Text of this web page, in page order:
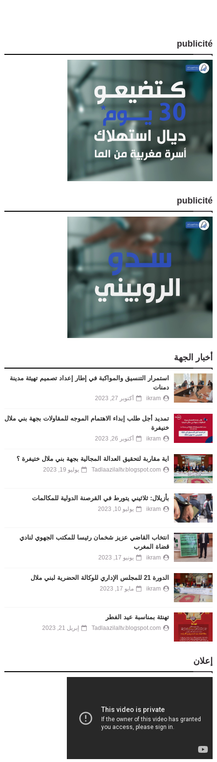
publicité
publicité
أخبار الجهة
استمرار التنسيق والمواكبة في إطار إعداد تصميم تهيئة مدينة
دمنات
ikram أكتوبر 27, 2023
تمديد أجل طلب إبداء الاهتمام الموجه للمقاولات بجهة بني ملال
خنيفرة
ikram أكتوبر 26, 2023
اية مقاربة لتحقيق العدالة المجالية بجهة بني ملال ختيفرة ؟
Tadlaazilaltv.blogspot.com يوليو 19, 2023
بأزيلال: ثلاثيني يتورط في القرصنة الدولية للمكالمات
ikram يوليو 10, 2023
انتخاب القاضي عزيز شخمان رئيسا للمكتب الجهوي لنادي
قضاة المغرب
ikram يونيو 17, 2023
الدورة 21 للمجلس الإداري للوكالة الحضرية لبني ملال
ikram مايو 17, 2023
تهنئة بمناسبة عيد الفطر
Tadlaazilaltv.blogspot.com إبريل 21, 2023
إعلان